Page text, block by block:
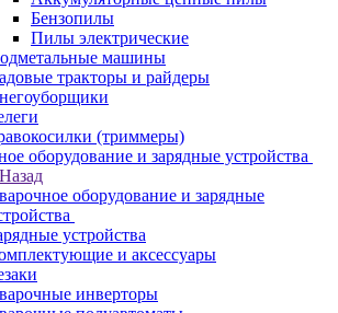
Бензопилы
Пилы электрические
машины
тракторы и райдеры
(триммеры)
оборудование и зарядные устройства
Назад
оборудование и зарядные
устройства
и аксессуары
инверторы